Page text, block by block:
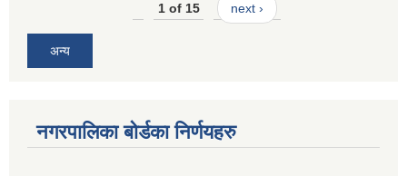
1 of 15 next ›
अन्य
नगरपालिका बोर्डका निर्णयहरु